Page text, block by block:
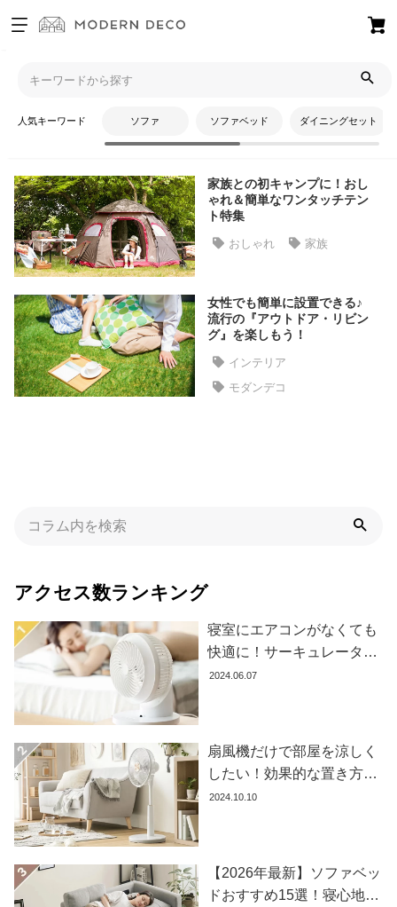
り
テ
ム
最
チ
ェ
ッ
ク
し
覧
ア
イ
テ
ン
キ
ン
グ
人気キーワード ソファ ソファベッド ダイニングセット
モダンデコTOP コラム
アウトドア
家族との初キャンプに！おし
ゃれ＆簡単なワンタッチテン
ト特集
おしゃれ 家族
女性でも簡単に設置できる♪
流行の『アウトドア・リビン
グ』を楽しもう！
インテリア
モダンデコ
アクセス数ランキング
寝室にエアコンがなくても
快適に！サーキュレーター
の効果的な使い方とおすす
2024.06.07
扇風機だけで部屋を涼しく
したい！効果的な置き方と
おすすめ商品を紹介します
2024.10.10
【2026年最新】ソファベッ
ドおすすめ15選！寝心地で